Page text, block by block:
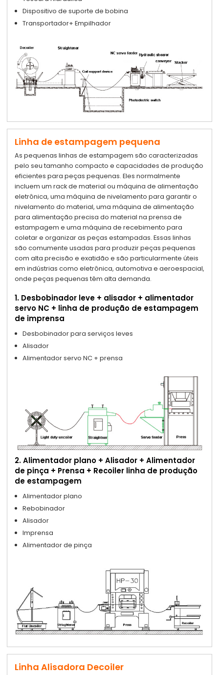
Dispositivo de suporte de bobina
Transportador+ Empilhador
Linha de estampagem pequena
As pequenas linhas de estampagem são caracterizadas
pelo seu tamanho compacto e capacidades de produção
eficientes para peças pequenas. Eles normalmente
incluem um rack de material ou máquina de alimentação
eletrônica, uma máquina de nivelamento para garantir o
nivelamento do material, uma máquina de alimentação
para alimentação precisa do material na prensa de
estampagem e uma máquina de recebimento para
coletar e organizar as peças estampadas. Essas linhas
são comumente usadas para produzir peças pequenas
com alta precisão e exatidão e são particularmente úteis
em indústrias como eletrônica, automotiva e aeroespacial,
onde peças pequenas têm alta demanda.
1. Desbobinador leve + alisador + alimentador
servo NC + linha de produção de estampagem
de imprensa
Desbobinador para serviços leves
Alisador
Alimentador servo NC + prensa
2. Alimentador plano + Alisador + Alimentador
de pinça + Prensa + Recoiler linha de produção
de estampagem
Alimentador plano
Rebobinador
Alisador
Imprensa
Alimentador de pinça
Linha Alisadora Decoiler